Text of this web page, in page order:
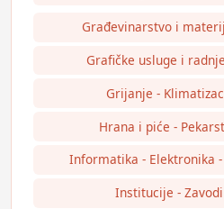
Građevinarstvo i
Grafičke usluge i
Grijanje -
Hrana i piće -
Informatika - Elektronika
Institucije -